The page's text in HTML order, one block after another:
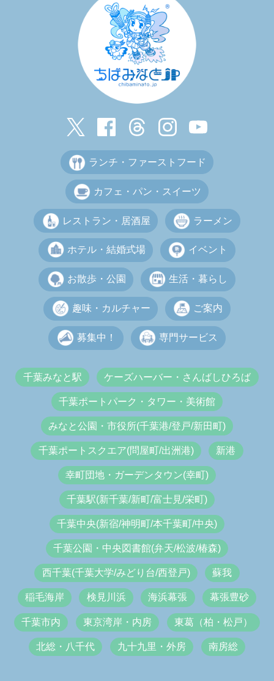
ランチ・ファーストフード
カフェ・パン・スイーツ
レストラン・居酒屋 ラーメン
ホテル・結婚式場 イベント
お散歩・公園 生活・暮らし
趣味・カルチャー ご案内
募集中！ 専門サービス
千葉みなと駅 ケーズハーバー・さんばしひろば
千葉ポートパーク・タワー・美術館
みなと公園・市役所(千葉港/登戸/新田町)
千葉ポートスクエア(問屋町/出洲港) 新港
幸町団地・ガーデンタウン(幸町)
千葉駅(新千葉/新町/富士見/栄町)
千葉中央(新宿/神明町/本千葉町/中央)
千葉公園・中央図書館(弁天/松波/椿森)
西千葉(千葉大学/みどり台/西登戸) 蘇我
稲毛海岸 検見川浜 海浜幕張 幕張豊砂
千葉市内 東京湾岸・内房 東葛（柏・松戸）
北総・八千代 九十九里・外房 南房総